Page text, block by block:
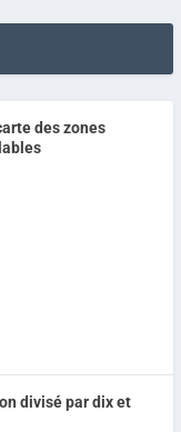
des zones
divisé par dix et